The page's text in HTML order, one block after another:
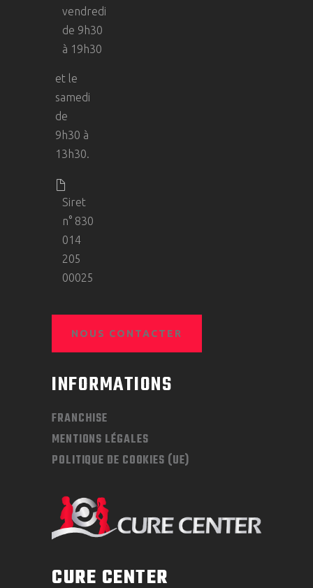
vendredi
de 9h30
à 19h30
et le
samedi
de
9h30 à
13h30.
Siret
n° 830
014
205
00025
NOUS CONTACTER
INFORMATIONS
FRANCHISE
MENTIONS LÉGALES
POLITIQUE DE COOKIES (UE)
CURE CENTER